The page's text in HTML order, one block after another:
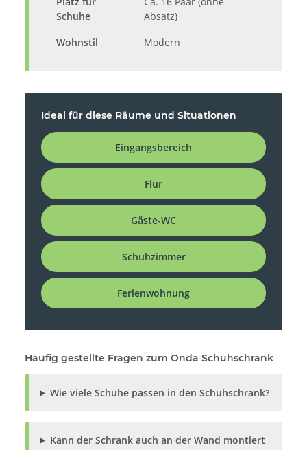
Schuhe
Absatz)
Wohnstil
Modern
Ideal für diese Räume und Situationen
Eingangsbereich
Flur
Gäste-WC
Schuhzimmer
Ferienwohnung
Häufig gestellte Fragen zum Onda Schuhschrank
Wie viele Schuhe passen in den Schuhschrank?
Kann der Schrank auch an der Wand montiert